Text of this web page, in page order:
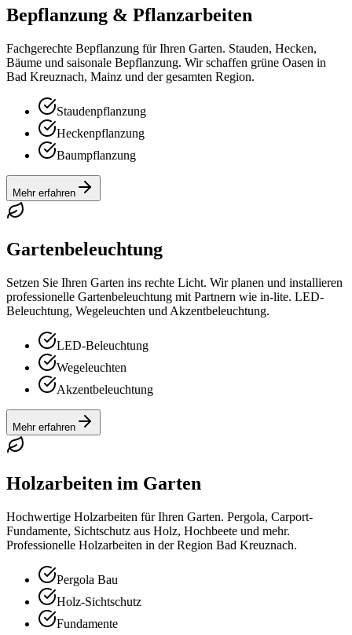
Bepflanzung & Pflanzarbeiten
Fachgerechte Bepflanzung für Ihren Garten. Stauden, Hecken,
Bäume und saisonale Bepflanzung. Wir schaffen grüne Oasen in
Bad Kreuznach, Mainz und der gesamten Region.
Staudenpflanzung
Heckenpflanzung
Baumpflanzung
Mehr erfahren
Gartenbeleuchtung
Setzen Sie Ihren Garten ins rechte Licht. Wir planen und installieren
professionelle Gartenbeleuchtung mit Partnern wie in-lite. LED-
Beleuchtung, Wegeleuchten und Akzentbeleuchtung.
LED-Beleuchtung
Wegeleuchten
Akzentbeleuchtung
Mehr erfahren
Holzarbeiten im Garten
Hochwertige Holzarbeiten für Ihren Garten. Pergola, Carport-
Fundamente, Sichtschutz aus Holz, Hochbeete und mehr.
Professionelle Holzarbeiten in der Region Bad Kreuznach.
Pergola Bau
Holz-Sichtschutz
Fundamente